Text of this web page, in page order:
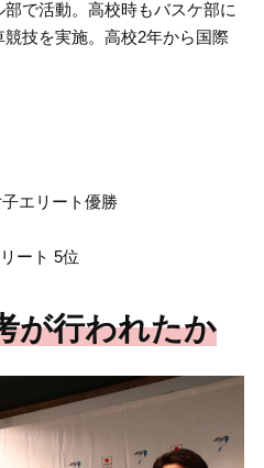
で活動。高校時もバスケ部に
技を実施。高校2年から国際
エリート優勝
ート 5位
が行われたか